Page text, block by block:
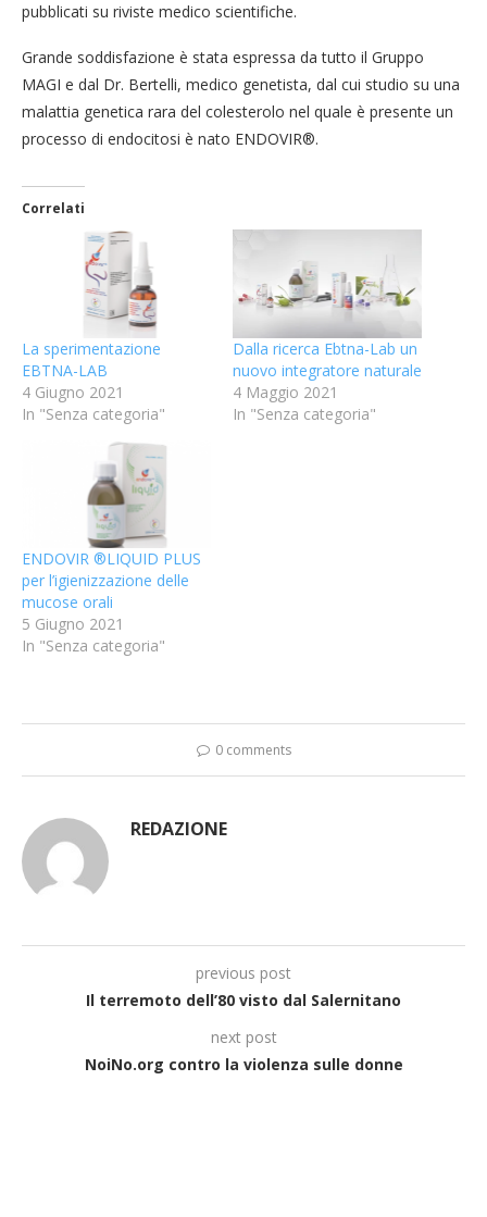
pubblicati su riviste medico scientifiche.
Grande soddisfazione è stata espressa da tutto il Gruppo
MAGI e dal Dr. Bertelli, medico genetista, dal cui studio su una
malattia genetica rara del colesterolo nel quale è presente un
processo di endocitosi è nato ENDOVIR®.
Correlati
La sperimentazione
EBTNA-LAB
4 Giugno 2021
In "Senza categoria"
Dalla ricerca Ebtna-Lab un
nuovo integratore naturale
4 Maggio 2021
In "Senza categoria"
ENDOVIR ®LIQUID PLUS
per l’igienizzazione delle
mucose orali
5 Giugno 2021
In "Senza categoria"
0 comments
REDAZIONE
previous post
Il terremoto dell’80 visto dal Salernitano
next post
NoiNo.org contro la violenza sulle donne